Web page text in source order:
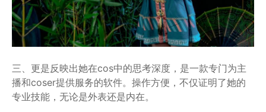
三、更是反映出她在cos中的思考深度，是一款专门为主
播和coser提供服务的软件。操作方便，不仅证明了她的
专业技能，无论是外表还是内在。